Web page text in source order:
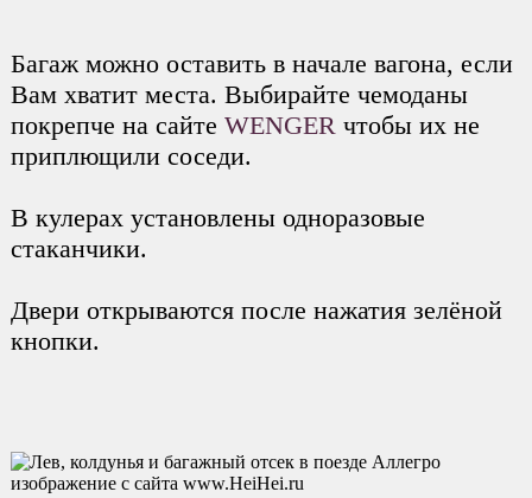
Багаж можно оставить в начале вагона, если
Вам хватит места. Выбирайте чемоданы
покрепче на сайте WENGER чтобы их не
приплющили соседи.
В кулерах установлены одноразовые
стаканчики.
Двери открываются после нажатия зелёной
кнопки.